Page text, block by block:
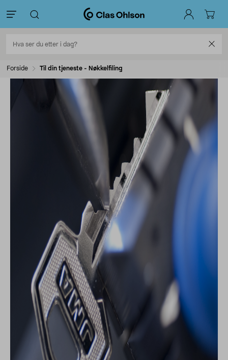
Forside Til din tjeneste - Nøkkelfiling